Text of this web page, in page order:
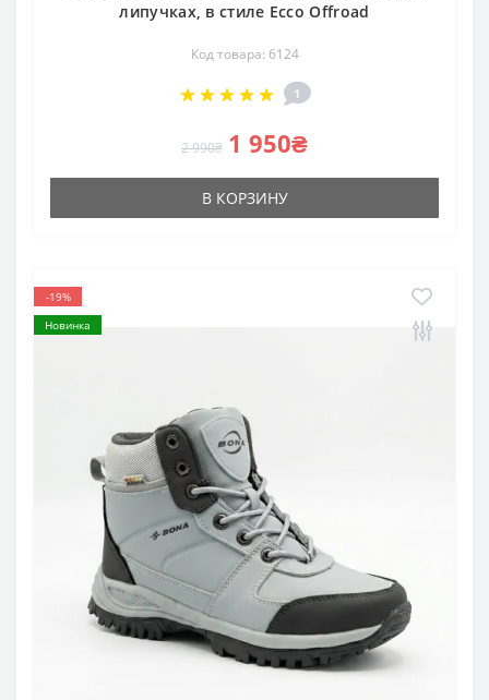
липучках, в стиле Ecco Offroad
Код товара: 6124
1
2 990₴ 1 950₴
В КОРЗИНУ
-19%
Новинка